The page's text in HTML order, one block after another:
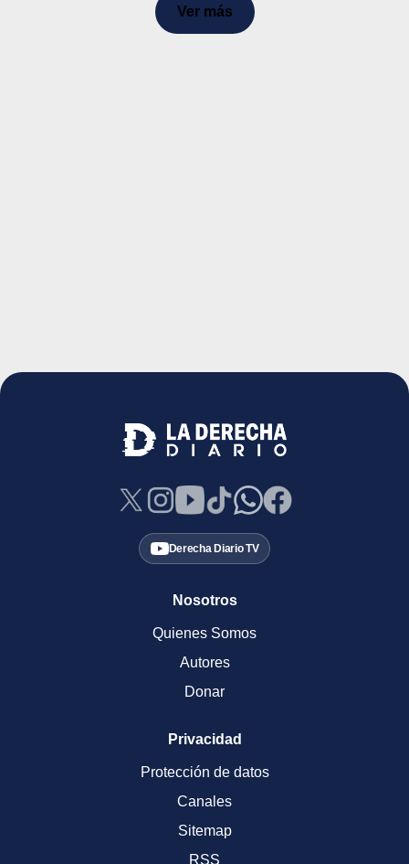
Ver más
Derecha Diario TV
Nosotros
Quienes Somos
Autores
Donar
Privacidad
Protección de datos
Canales
Sitemap
RSS